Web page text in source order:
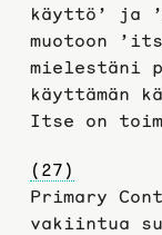
käyttö’ ja
muotoon
mielestäni
käyttämän
Itse on
(27)
Primary
vakiintua